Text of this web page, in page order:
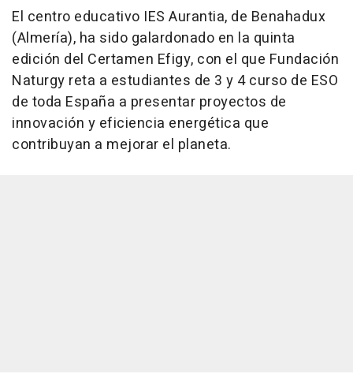
El centro educativo IES Aurantia, de Benahadux
(Almería), ha sido galardonado en la quinta
edición del Certamen Efigy, con el que Fundación
Naturgy reta a estudiantes de 3 y 4 curso de ESO
de toda España a presentar proyectos de
innovación y eficiencia energética que
contribuyan a mejorar el planeta.